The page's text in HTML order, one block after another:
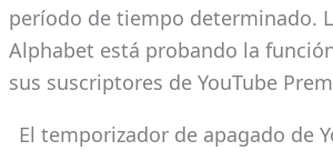
período de tiempo determinado.
Alphabet está probando la
sus suscriptores de YouTube
El temporizador de apagado de